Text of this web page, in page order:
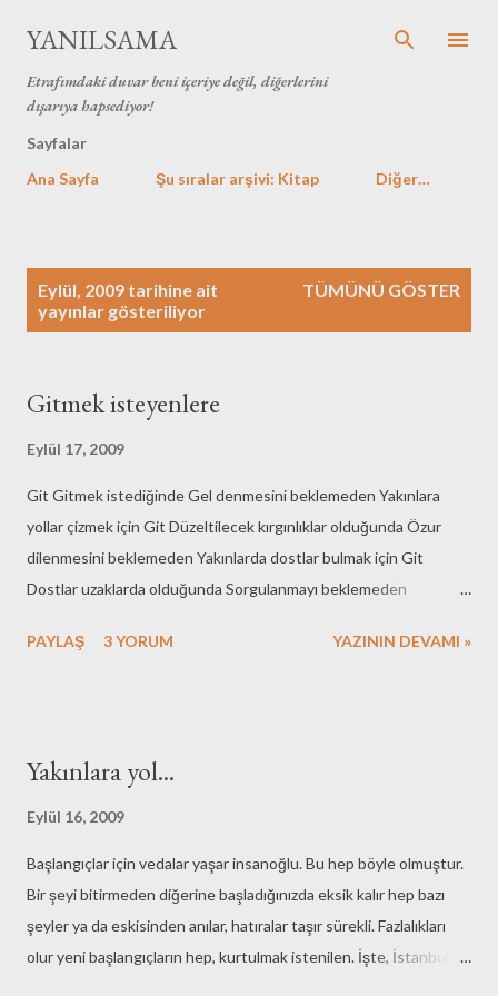
YANILSAMA
Etrafımdaki duvar beni içeriye değil, diğerlerini
dışarıya hapsediyor!
Sayfalar
Ana Sayfa
Şu sıralar arşivi: Kitap Diğer…
Eylül, 2009 tarihine ait
yayınlar gösteriliyor
TÜMÜNÜ GÖSTER
Gitmek isteyenlere
Eylül 17, 2009
Git Gitmek istediğinde Gel denmesini beklemeden Yakınlara
yollar çizmek için Git Düzeltilecek kırgınlıklar olduğunda Özur
dilenmesini beklemeden Yakınlarda dostlar bulmak için Git
Dostlar uzaklarda olduğunda Sorgulanmayı beklemeden
Aynada ki kırgın yüzü beklemeden Yakınlarda kendini bütün
mesafelere rağmen sevebilmek için
PAYLAŞ 3 YORUM YAZININ DEVAMI »
Yakınlara yol...
Eylül 16, 2009
Başlangıçlar için vedalar yaşar insanoğlu. Bu hep böyle olmuştur.
Bir şeyi bitirmeden diğerine başladığınızda eksik kalır hep bazı
şeyler ya da eskisinden anılar, hatıralar taşır sürekli. Fazlalıkları
olur yeni başlangıçların hep, kurtulmak istenilen. İşte, İstanbul